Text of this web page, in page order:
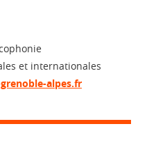
et internationales
alpes.fr